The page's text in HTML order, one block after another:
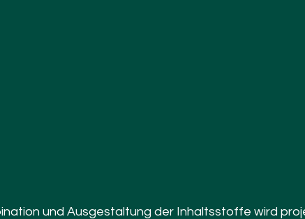
und Ausgestaltung der Inhaltsstoffe wird